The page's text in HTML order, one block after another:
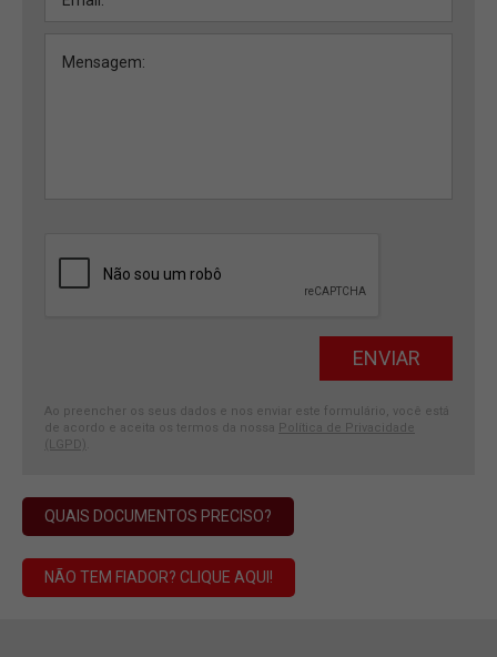
Ao preencher os seus dados e nos enviar este formulário, você está
de acordo e aceita os termos da nossa
Política de Privacidade
(LGPD)
QUAIS DOCUMENTOS PRECISO?
NÃO TEM FIADOR? CLIQUE AQUI!